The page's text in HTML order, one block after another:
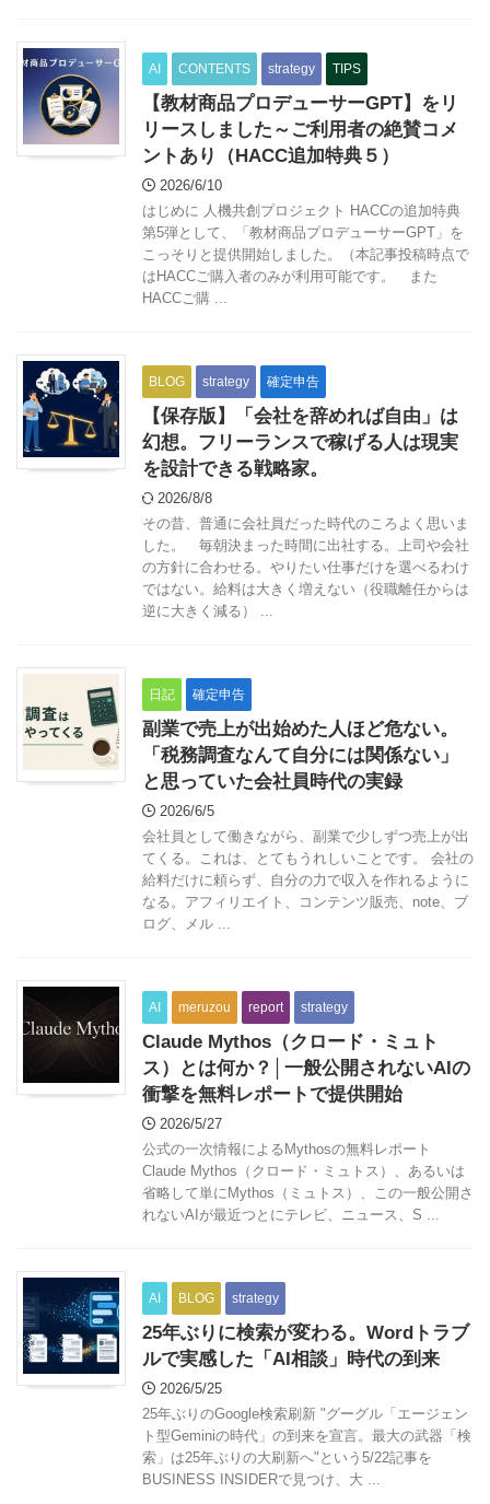
AI CONTENTS strategy TIPS
【教材商品プロデューサーGPT】をリ
リースしました～ご利用者の絶賛コメ
ントあり（HACC追加特典５）
2026/6/10
はじめに 人機共創プロジェクト HACCの追加特典
第5弾として、「教材商品プロデューサーGPT」を
こっそりと提供開始しました。（本記事投稿時点で
はHACCご購入者のみが利用可能です。 また
HACCご購 ...
BLOG strategy 確定申告
【保存版】「会社を辞めれば自由」は
幻想。フリーランスで稼げる人は現実
を設計できる戦略家。
2026/8/8
その昔、普通に会社員だった時代のころよく思いま
した。 毎朝決まった時間に出社する。上司や会社
の方針に合わせる。やりたい仕事だけを選べるわけ
ではない。給料は大きく増えない（役職離任からは
逆に大きく減る） ...
日記 確定申告
副業で売上が出始めた人ほど危ない。
「税務調査なんて自分には関係ない」
と思っていた会社員時代の実録
2026/6/5
会社員として働きながら、副業で少しずつ売上が出
てくる。これは、とてもうれしいことです。 会社の
給料だけに頼らず、自分の力で収入を作れるように
なる。アフィリエイト、コンテンツ販売、note、ブ
ログ、メル ...
AI meruzou report strategy
Claude Mythos（クロード・ミュト
ス）とは何か？│一般公開されないAIの
衝撃を無料レポートで提供開始
2026/5/27
公式の一次情報によるMythosの無料レポート
Claude Mythos（クロード・ミュトス）、あるいは
省略して単にMythos（ミュトス）、この一般公開さ
れないAIが最近つとにテレビ、ニュース、S ...
AI BLOG strategy
25年ぶりに検索が変わる。Wordトラブ
ルで実感した「AI相談」時代の到来
2026/5/25
25年ぶりのGoogle検索刷新 "グーグル「エージェン
ト型Geminiの時代」の到来を宣言。最大の武器「検
索」は25年ぶりの大刷新へ"という5/22記事を
BUSINESS INSIDERで見つけ、大 ...